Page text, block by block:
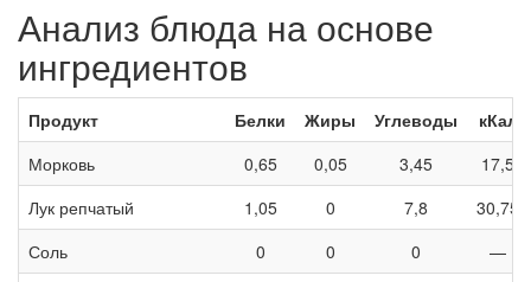
Анализ блюда на основе
ингредиентов
Продукт Белки Жиры Углеводы
кКал
Морковь
0,65 0,05 3,45
17,5
Лук репчатый
1,05 0 7,8
30,75
Соль
0 0 0
—